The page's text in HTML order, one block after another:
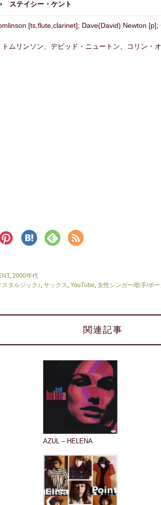
ステイシー・ケント
[ts,flute,clarinet]; Dave(David) Newton
トムリンソン、デビッド・ニュートン、コリン・
,2000年代
スタルジック♪,サックス,YouTube,女性シンガー/歌手/ボ
関連記事
AZUL – HELENA